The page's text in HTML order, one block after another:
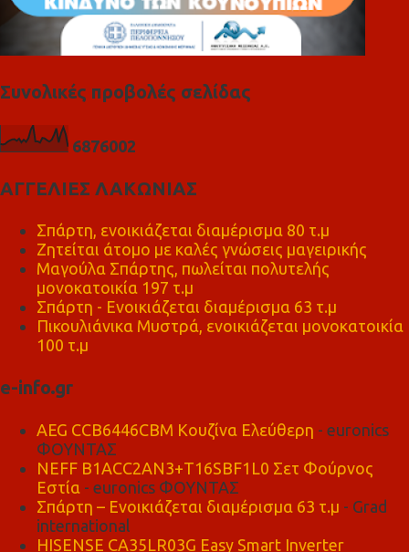
Συνολικές προβολές σελίδας
6876002
ΑΓΓΕΛΙΕΣ ΛΑΚΩΝΙΑΣ
Σπάρτη, ενοικιάζεται διαμέρισμα 80 τ.μ
Ζητείται άτομο με καλές γνώσεις μαγειρικής
Μαγούλα Σπάρτης, πωλείται πολυτελής
μονοκατοικία 197 τ.μ
Σπάρτη - Ενοικιάζεται διαμέρισμα 63 τ.μ
Πικουλιάνικα Μυστρά, ενοικιάζεται μονοκατοικία
100 τ.μ
e-info.gr
AEG CCB6446CBM Κουζίνα Ελεύθερη - euronics
ΦΟΥΝΤΑΣ
NEFF B1ACC2AN3+T16SBF1L0 Σετ Φούρνος
Εστία - euronics ΦΟΥΝΤΑΣ
Σπάρτη – Ενοικιάζεται διαμέρισμα 63 τ.μ - Grad
international
HISENSE CA35LR03G Easy Smart Inverter